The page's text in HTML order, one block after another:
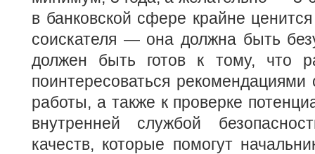
в банковской сфере крайне
соискателя — она должна быть
должен быть готов к тому, что
поинтересоваться
работы, а также к проверке
внутренней службой
качеств, которые помогут